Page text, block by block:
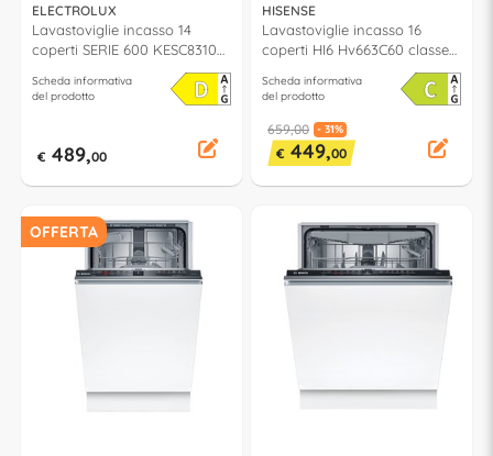
ELECTROLUX
Lavastoviglie incasso 14
coperti SERIE 600 KESC8310L
(L60cm)
Scheda informativa
del prodotto
€ 489,00
HISENSE
Lavastoviglie incasso 16
coperti HI6 Hv663C60 classe
Scheda informativa
del prodotto
659,00 - 31%
€ 449,00
OFFERTA